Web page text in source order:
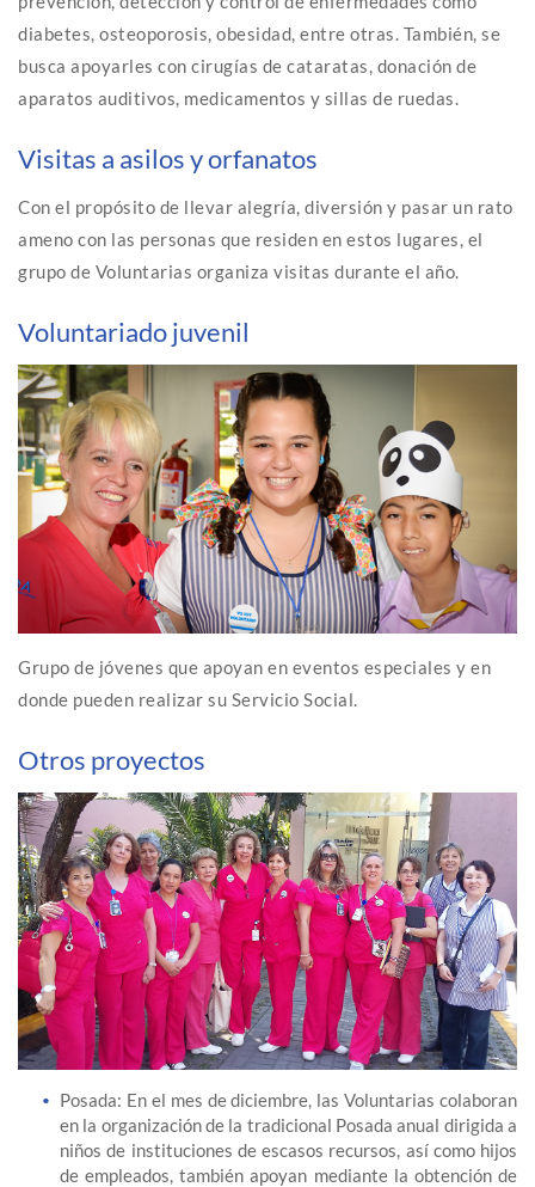
diabetes, osteoporosis, obesidad, entre otras. También, se
busca apoyarles con cirugías de cataratas, donación de
aparatos auditivos, medicamentos y sillas de ruedas.
Visitas a asilos y orfanatos
Con el propósito de llevar alegría, diversión y pasar un rato
ameno con las personas que residen en estos lugares, el
grupo de Voluntarias organiza visitas durante el año.
Voluntariado juvenil
Grupo de jóvenes que apoyan en eventos especiales y en
donde pueden realizar su Servicio Social.
Otros proyectos
Posada: En el mes de diciembre, las Voluntarias colaboran
en la organización de la tradicional Posada anual dirigida a
niños de instituciones de escasos recursos, así como hijos
de empleados, también apoyan mediante la obtención de